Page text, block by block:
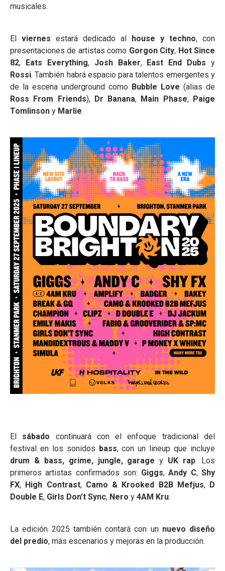
musicales.
El viernes estará dedicado al house y techno, con
presentaciones de artistas como Gorgon City, Hot Since
82, Eats Everything, Josh Baker, East End Dubs y
Rossi. También habrá espacio para talentos emergentes y
de la escena underground como Bubble Love (alias de
Ross From Friends), Dr Banana, Main Phase, Paige
Tomlinson y Marlie.
El sábado continuará con el enfoque tradicional del
festival en los sonidos bass, con un lineup que incluye
drum & bass, grime, jungle, garage y UK rap. Los
primeros artistas confirmados son: Giggs,Andy C,Shy
FX, High Contrast, Camo & Krooked B2B Mefjus, D
Double E, Girls Don’t Sync, Nero y 4AM Kru.
La edición 2025 también contará con un nuevo diseño
del predio, más escenarios y mejoras en la producción.